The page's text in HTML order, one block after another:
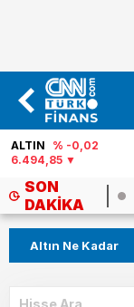
ALTIN
% -0,02
6.494,85
SON
DAKIKA
Altın Ne Kadar